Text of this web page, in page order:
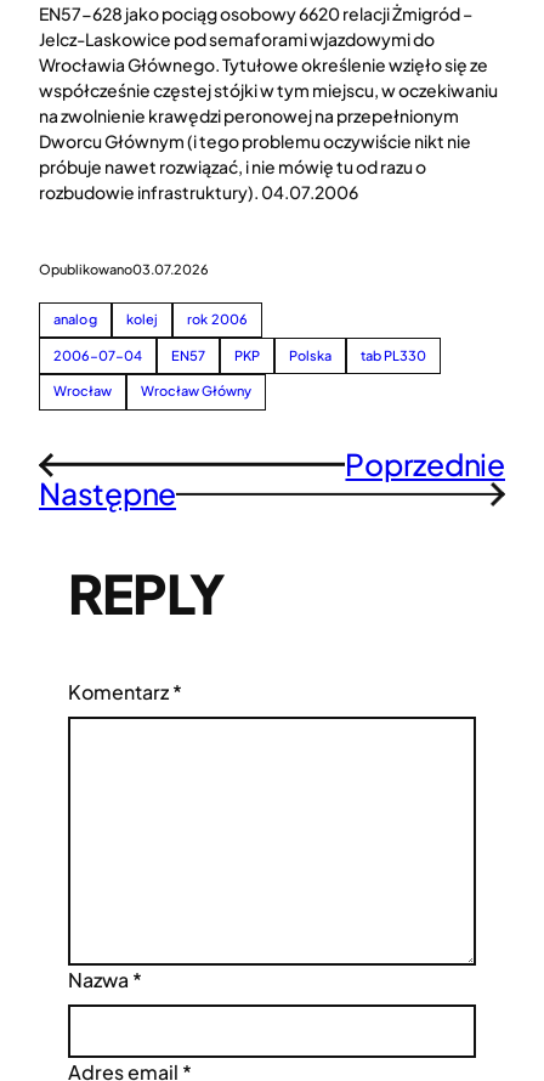
EN57-628 jako pociąg osobowy 6620 relacji Żmigród –
Jelcz-Laskowice pod semaforami wjazdowymi do
Wrocławia Głównego. Tytułowe określenie wzięło się ze
współcześnie częstej stójki w tym miejscu, w oczekiwaniu
na zwolnienie krawędzi peronowej na przepełnionym
Dworcu Głównym (i tego problemu oczywiście nikt nie
próbuje nawet rozwiązać, i nie mówię tu od razu o
rozbudowie infrastruktury). 04.07.2006
Opublikowano03.07.2026
analog kolej rok 2006
2006-07-04 EN57 PKP Polska tab PL330
Wrocław Wrocław Główny
← Poprzednie
Następne →
REPLY
Komentarz*
Nazwa *
Adres email *